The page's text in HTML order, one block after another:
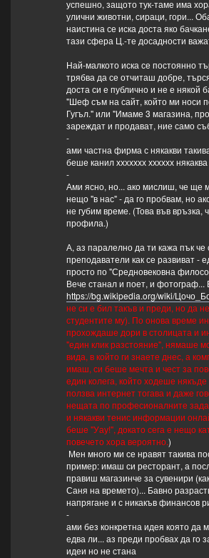
успешно, защото тук-таме има
улични животни, сираци, гори...
наистина се иска доста яко
тази сфера Ц.-те досадности
Най-малкото иска се постоянно
трябва да се отчиташ добре,
доста си е публично и не е някой
"Шеф съм на сайт, който ми носи
Гугъл." или "Имаме 3 магазина,
зареждат и продават, ние само
-
ами частна фирма с някакви
беше канил ххххххх хххххх
-
Ами ясно, но... ако мислиш, че ще
нещо "в нас" - да го пробвам, но
не губим време. (Това във
профила.)
А, аз паралелно да ти кажа пък че
преподаватели как се развиват -
просто по "Средновековна
Вече станал и поет, и фотограф...
https://bg.wikipedia.org/wiki/
не си е бил такъв и преди, но да
студентите му). По онова време
прохождаше дори в столицата и
"един клик разстояние", нямаше
вида, в който ги знаете днес, а
имаш, си беше мечта и чест за
един колега, който ходеше
ползва интернет тогава и даже
нещата по професионалните
и някакви тенис информации
беше "Уау!", докато сега е нещо
повечето хора вероятно.)
Мен много ми се нравят такива
пример: имаш си ресторант, а
правиш магазинче за сувенири
Саня на времето)... Бавно
напрягане и с никакъв финансов
-
ами без конкретна идея която да
едва ли... аз преди пробвах да го
идеи но не стана